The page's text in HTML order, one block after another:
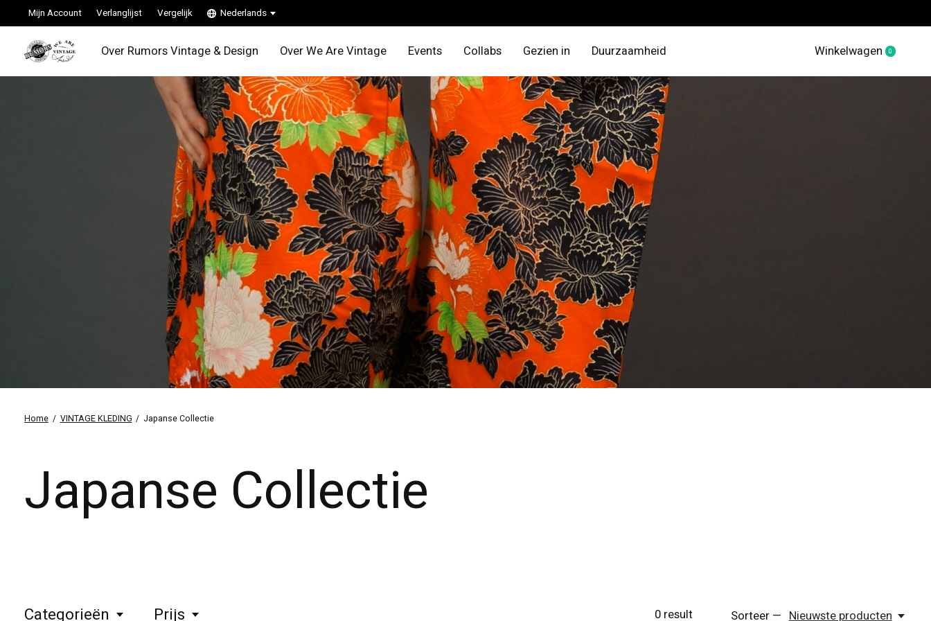
Mijn Account Verlanglijst Vergelijk Nederlands
Over Rumors Vintage & Design Over We Are Vintage Events Collabs Gezien in Duurzaamheid Winkelwagen 0items
Home / VINTAGE KLEDING / Japanse Collectie
Japanse Collectie
Categorieën Prijs 0result Sorteer — Nieuwste producten